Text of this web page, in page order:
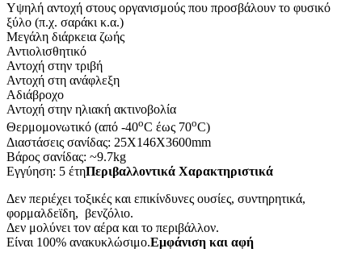
Υψηλή αντοχή στους οργανισμούς που προσβάλουν το φυσικό
ξύλο (π.χ. σαράκι κ.α.)
Μεγάλη διάρκεια ζωής
Αντιολισθητικό
Αντοχή στην τριβή
Αντοχή στη ανάφλεξη
Αδιάβροχο
Αντοχή στην ηλιακή ακτινοβολία
Θερμομονωτικό (από -40οC έως 70οC)
Διαστάσεις σανίδας: 25X146X3600mm
Βάρος σανίδας: ~9.7kg
Εγγύηση: 5 έτηΠεριβαλλοντικά Χαρακτηριστικά
Δεν περιέχει τοξικές και επικίνδυνες ουσίες, συντηρητικά,
φορμαλδεϊδη, βενζόλιο.
Δεν μολύνει τον αέρα και το περιβάλλον.
Είναι 100% ανακυκλώσιμο.Εμφάνιση και αφή